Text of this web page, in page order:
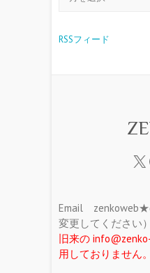
RSSフィード
Email
変更してください）
旧来の
用しておりません。